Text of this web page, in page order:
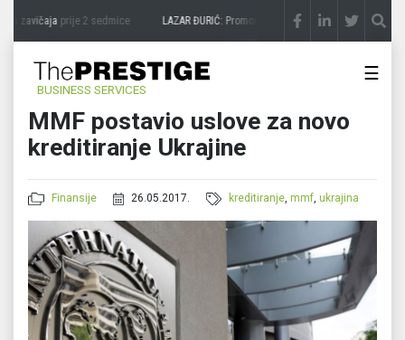
zavičajaprije 2 sedmice LAZAR ĐURIĆ: Promocija potencijal pretvara u
BUSINESS SERVICES
☰
MMF postavio uslove za novo
kreditiranje Ukrajine
Finansije 26.05.2017. kreditiranje,mmf,ukrajina